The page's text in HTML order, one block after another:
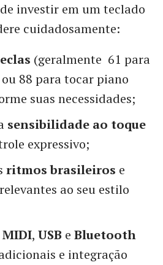
investir em um teclado
cuidadosamente:
(geralmente 61 para
88 para tocar piano
suas necessidades;
sensibilidade ao toque
expressivo;
ritmos brasileiros e
ao seu estilo
MIDI, USB e Bluetooth
e integração